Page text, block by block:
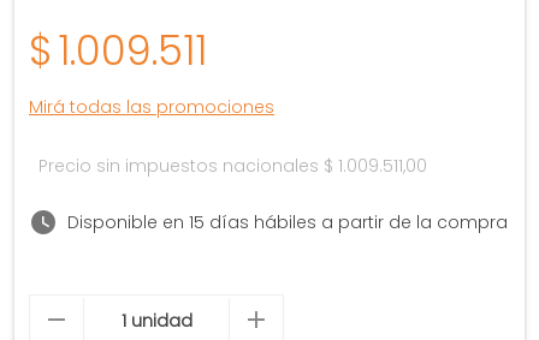
$1.009.511
Mirá todas las promociones
Precio sin impuestos nacionales $ 1.009.511,00
Disponible en 15 días hábiles a partir de la compra